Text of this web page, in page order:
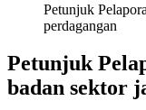
Petunjuk
perdagangan
Petunjuk
badan sektor